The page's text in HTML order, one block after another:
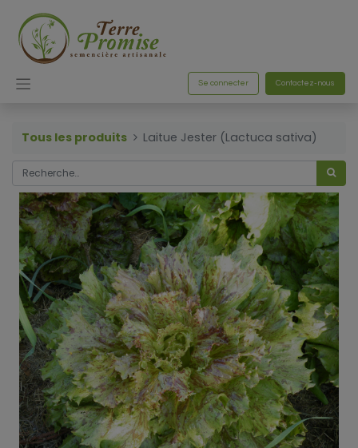
Se connecter Contactez-nous
Tous les produits Laitue Jester (Lactuca sativa)